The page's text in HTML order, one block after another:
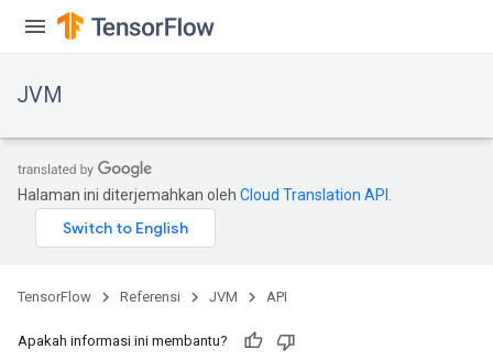
JVM
Halaman ini diterjemahkan oleh Cloud Translation API
TensorFlow Referensi JVM API
Apakah informasi ini membantu?